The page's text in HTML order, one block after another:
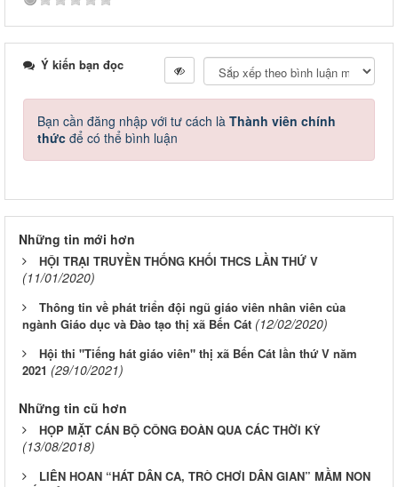
Ý kiến bạn đọc
Bạn cần đăng nhập với tư cách là Thành viên chính
thức để có thể bình luận
Những tin mới hơn
HỘI TRẠI TRUYỀN THỐNG KHỐI THCS LẦN THỨ V
(11/01/2020)
Thông tin về phát triển đội ngũ giáo viên nhân viên của
ngành Giáo dục và Đào tạo thị xã Bến Cát (12/02/2020)
Hội thi "Tiếng hát giáo viên" thị xã Bến Cát lần thứ V năm
2021 (29/10/2021)
Những tin cũ hơn
HỌP MẶT CÁN BỘ CÔNG ĐOÀN QUA CÁC THỜI KỲ
(13/08/2018)
LIÊN HOAN “HÁT DÂN CA, TRÒ CHƠI DÂN GIAN” MẦM NON